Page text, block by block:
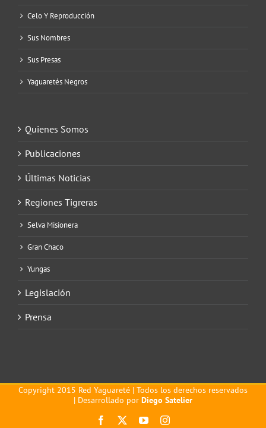
Celo Y Reproducción
Sus Nombres
Sus Presas
Yaguaretés Negros
Quienes Somos
Publicaciones
Últimas Noticias
Regiones Tigreras
Selva Misionera
Gran Chaco
Yungas
Legislación
Prensa
Copyright 2015 Red Yaguareté | Todos los derechos reservados
| Desarrollado por Diego Satelier
Facebook YouTubeInstagram